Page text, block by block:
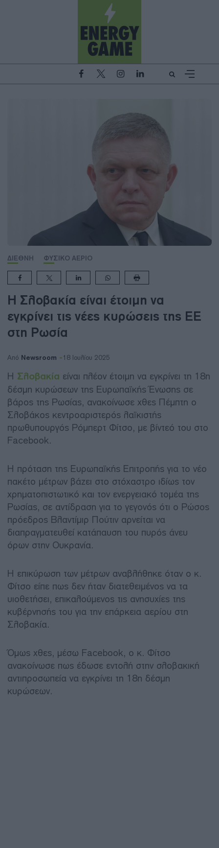
ΔΙΕΘΝΗ ΦΥΣΙΚΟ ΑΕΡΙΟ
Η Σλοβακία είναι έτοιμη να
εγκρίνει τις νέες κυρώσεις της ΕΕ
στη Ρωσία
Από Newsroom 18 Ιουλίου 2025
Η Σλοβακία είναι πλέον έτοιμη να εγκρίνει τη 18η
δέσμη κυρώσεων της Ευρωπαϊκής Ένωσης σε
βάρος της Ρωσίας, ανακοίνωσε χθες Πέμπτη ο
Σλοβάκος κεντροαριστερός λαϊκιστής
πρωθυπουργός Ρόμπερτ Φίτσο, με βίντεό του στο
Facebook.
Η πρόταση της Ευρωπαϊκής Επιτροπής για το νέο
πακέτο μέτρων βάζει στο στόχαστρο ιδίως τον
χρηματοπιστωτικό και τον ενεργειακό τομέα της
Ρωσίας, σε αντίδραση για το γεγονός ότι ο Ρώσος
πρόεδρος Βλαντίμιρ Πούτιν αρνείται να
διαπραγματευθεί κατάπαυση του πυρός άνευ
όρων στην Ουκρανία.
Η επικύρωση των μέτρων αναβλήθηκε όταν ο κ.
Φίτσο είπε πως δεν ήταν διατεθειμένος να τα
υιοθετήσει, επικαλούμενος τις ανησυχίες της
κυβέρνησής του για την επάρκεια αερίου στη
Σλοβακία.
Όμως χθες, μέσω Facebook, ο κ. Φίτσο
ανακοίνωσε πως έδωσε εντολή στην σλοβακική
αντιπροσωπεία να εγκρίνει τη 18η δέσμη
κυρώσεων.